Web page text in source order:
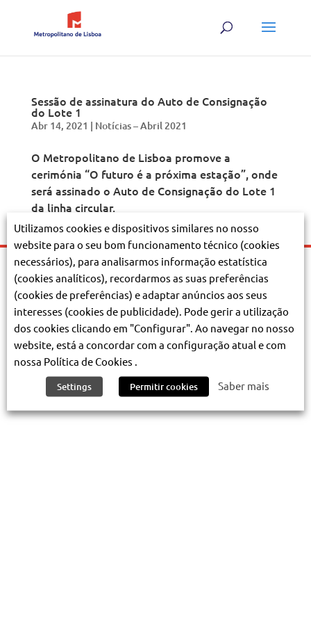
Sessão de assinatura do Auto de Consignação
do Lote 1
Abr 14, 2021 | Notícias – Abril 2021
O Metropolitano de Lisboa promove a
cerimónia “O futuro é a próxima estação”, onde
será assinado o Auto de Consignação do Lote 1
da linha circular.
Termos e condições de utilização| Política de privacidade|Cookies
|Mapa do site|Acessibilidade|Cliente
©2026Metropolitano de Lisboa E.P.E.
Utilizamos cookies e dispositivos similares no nosso
website para o seu bom funcionamento técnico (cookies
necessários), para analisarmos informação estatística
(cookies analíticos), recordarmos as suas preferências
(cookies de preferências) e adaptar anúncios aos seus
interesses (cookies de publicidade). Pode gerir a utilização
dos cookies clicando em "Configurar". Ao navegar no nosso
website, está a concordar com a configuração atual e com
nossa Política de Cookies .
Settings Permitir cookies Saber mais